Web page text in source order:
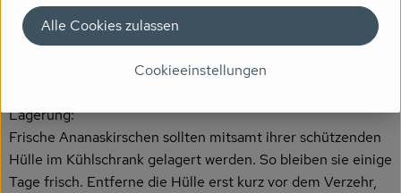
unterstützen den Energiestoffwechsel und tragen zu
gesunden Knochen und Zähnen bei. Die kleinen Samen im
Lagerung:
Frische Ananaskirschen sollten mitsamt ihrer schützenden
Hülle im Kühlschrank gelagert werden. So bleiben sie einige
Tage frisch. Entferne die Hülle erst kurz vor dem Verzehr,
Cookieeinstellungen
Alle Cookies zulassen